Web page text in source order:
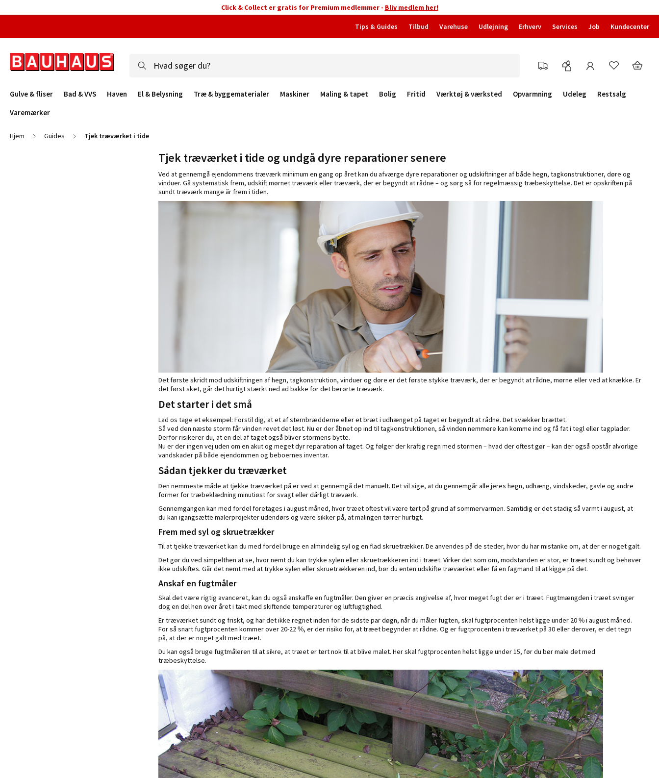
Click & Collect er gratis for Premium medlemmer - Bliv medlem her!
Tips & Guides Tilbud Varehuse Udlejning Erhverv Services Job Kundecenter
Gulve & fliser Bad & VVS Haven El & Belysning Træ & byggematerialer Maskiner Maling & tapet Bolig Fritid Værktøj & værksted Opvarmning Udeleg
Restsalg
Varemærker
Hjem Guides Tjek træværket i tide
Tjek træværket i tide og undgå dyre reparationer senere
Ved at gennemgå ejendommens træværk minimum en gang op året kan du afværge dyre reparationer og udskiftninger af både hegn, tagkonstruktioner, døre og
vinduer. Gå systematisk frem, udskift mørnet træværk eller træværk, der er begyndt at rådne – og sørg så for regelmæssig træbeskyttelse. Det er opskriften på
sundt træværk mange år frem i tiden.
Det første skridt mod udskiftningen af hegn, tagkonstruktion, vinduer og døre er det første stykke træværk, der er begyndt at rådne, mørne eller ved at knække. Er
det først sket, går det hurtigt stærkt ned ad bakke for det berørte træværk.
Det starter i det små
Lad os tage et eksempel: Forstil dig, at et af sternbrædderne eller et bræt i udhænget på taget er begyndt at rådne. Det svækker brættet.
Så ved den næste storm får vinden revet det løst. Nu er der åbnet op ind til tagkonstruktionen, så vinden nemmere kan komme ind og få fat i tegl eller tagplader.
Derfor risikerer du, at en del af taget også bliver stormens bytte.
Nu er der ingen vej uden om en akut og meget dyr reparation af taget. Og følger der kraftig regn med stormen – hvad der oftest gør – kan der også opstår alvorlige
vandskader på både ejendommen og beboernes inventar.
Sådan tjekker du træværket
Den nemmeste måde at tjekke træværket på er ved at gennemgå det manuelt. Det vil sige, at du gennemgår alle jeres hegn, udhæng, vindskeder, gavle og andre
former for træbeklædning minutiøst for svagt eller dårligt træværk.
Gennemgangen kan med fordel foretages i august måned, hvor træet oftest vil være tørt på grund af sommervarmen. Samtidig er det stadig så varmt i august, at
du kan igangsætte malerprojekter udendørs og være sikker på, at malingen tørrer hurtigt.
Frem med syl og skruetrækker
Til at tjekke træværket kan du med fordel bruge en almindelig syl og en flad skruetrækker. De anvendes på de steder, hvor du har mistanke om, at der er noget galt.
Det gør du ved simpelthen at se, hvor nemt du kan trykke sylen eller skruetrækkeren ind i træet. Virker det som om, modstanden er stor, er træet sundt og behøver
ikke udskiftes. Går det nemt med at trykke sylen eller skruetrækkeren ind, bør du enten udskifte træværket eller få en fagmand til at kigge på det.
Anskaf en fugtmåler
Skal det være rigtig avanceret, kan du også anskaffe en fugtmåler. Den giver en præcis angivelse af, hvor meget fugt der er i træet. Fugtmængden i træet svinger
dog en del hen over året i takt med skiftende temperaturer og luftfugtighed.
Er træværket sundt og friskt, og har det ikke regnet inden for de sidste par døgn, når du måler fugten, skal fugtprocenten helst ligge under 20 % i august måned.
For så snart fugtprocenten kommer over 20-22 %, er der risiko for, at træet begynder at rådne. Og er fugtprocenten i træværket på 30 eller derover, er det tegn
på, at der er noget galt med træet.
Du kan også bruge fugtmåleren til at sikre, at træet er tørt nok til at blive malet. Her skal fugtprocenten helst ligge under 15, før du bør male det med
træbeskyttelse.